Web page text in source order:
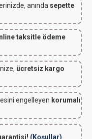
anında sepette
taksitle ödeme
ücretsiz kargo
engelleyen korumalı
(Koşullar)